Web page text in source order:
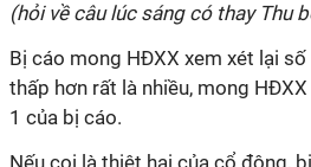
(hỏi về câu lúc sáng có thay Thu
Bị cáo mong HĐXX xem xét lại
thấp hơn rất là nhiều, mong
1 của bị cáo.
Nếu coi là thiệt hại của cổ đông,